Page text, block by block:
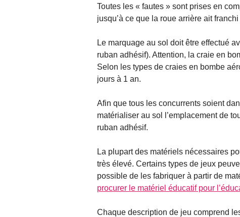
Toutes les « fautes » sont prises en
jusqu’à ce que la roue arrière ait
Le marquage au sol doit être effectué
ruban adhésif). Attention, la craie en
Selon les types de craies en bombe
jours à 1 an.
Afin que tous les concurrents soient
matérialiser au sol l’emplacement de
ruban adhésif.
La plupart des matériels nécessaires
très élevé. Certains types de jeux
possible de les fabriquer à partir de
procurer le matériel éducatif pour
Chaque description de jeu comprend